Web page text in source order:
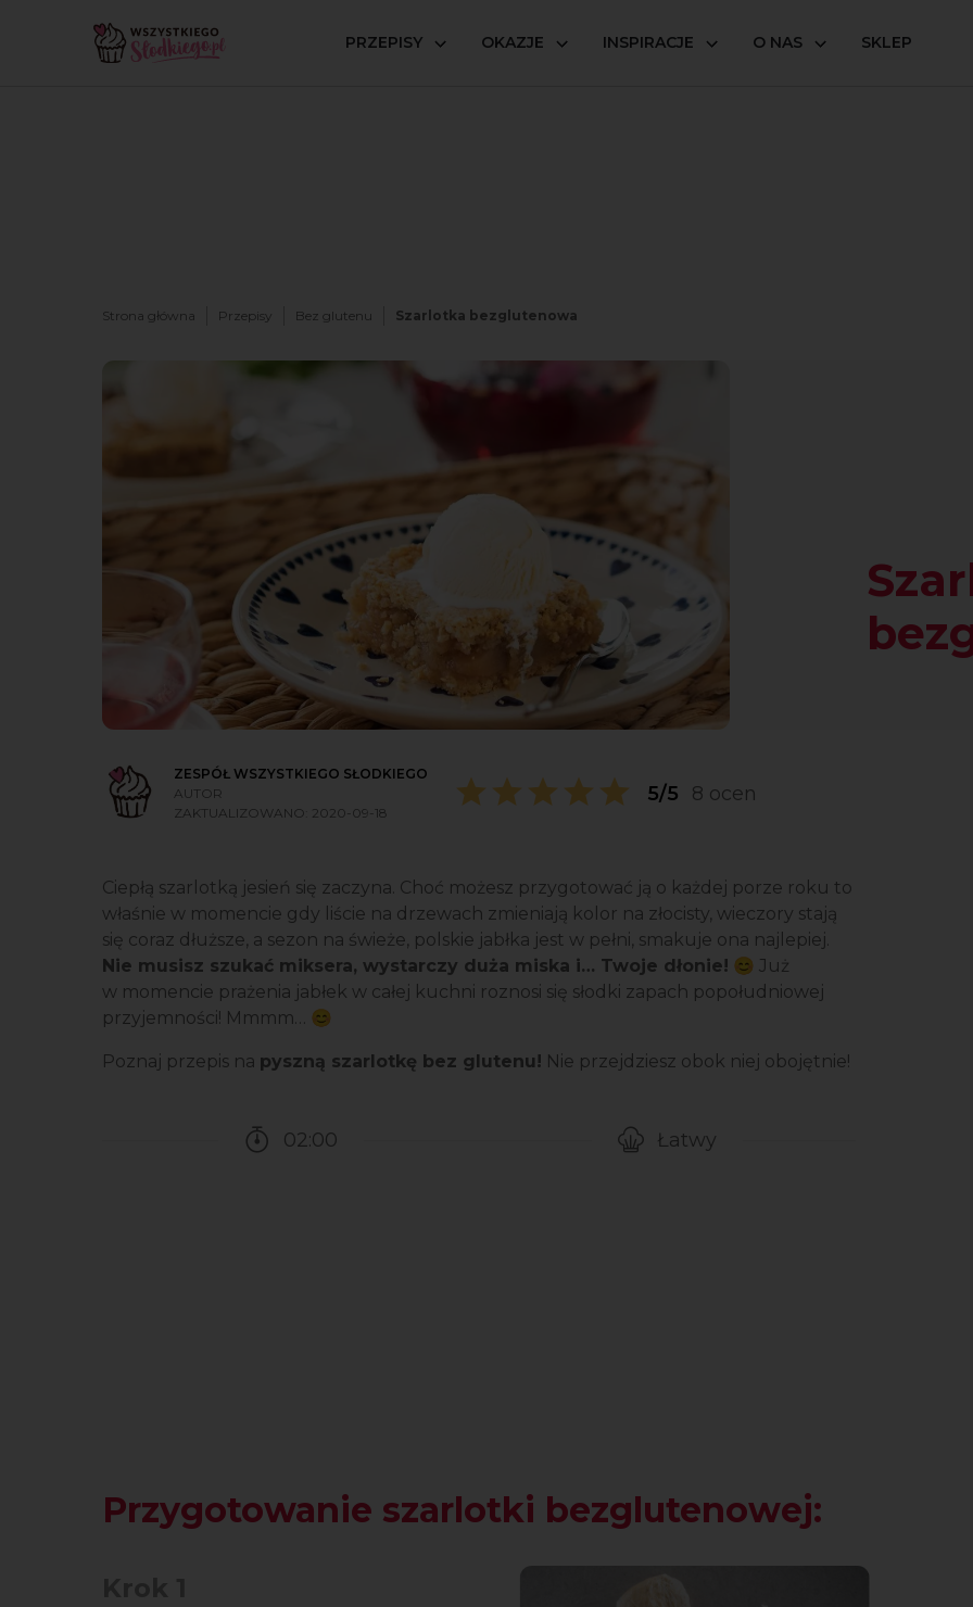
PRZEPISY OKAZJE INSPIRACJE O NAS SKLEP
Strona główna Przepisy Bez glutenu Szarlotka bezglutenowa
ZESPÓŁ WSZYSTKIEGO SŁODKIEGO
AUTOR
ZAKTUALIZOWANO: 2020-09-18
5/5 8 ocen
Ciepłą szarlotką jesień się zaczyna. Choć możesz przygotować ją o każdej porze roku to
właśnie w momencie gdy liście na drzewach zmieniają kolor na złocisty, wieczory stają
się coraz dłuższe, a sezon na świeże, polskie jabłka jest w pełni, smakuje ona najlepiej.
Nie musisz szukać miksera, wystarczy duża miska i… Twoje dłonie! 😊 Już
w momencie prażenia jabłek w całej kuchni roznosi się słodki zapach popołudniowej
przyjemności! Mmmm… 😊
Poznaj przepis na pyszną szarlotkę bez glutenu! Nie przejdziesz obok niej obojętnie!
02:00
Łatwy
Przygotowanie szarlotki bezglutenowej: